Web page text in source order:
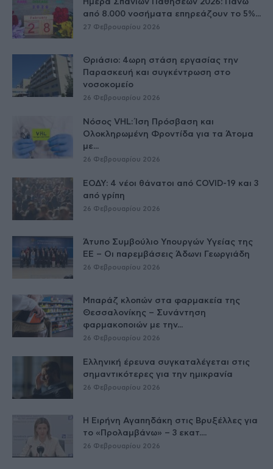
από 8.000 νοσήματα επηρεάζουν το 5%...
27 Φεβρουαρίου 2026
Θριάσιο: 4ωρη στάση εργασίας την
Παρασκευή και συγκέντρωση στο
νοσοκομείο
26 Φεβρουαρίου 2026
Νόσος VHL: Ίση Πρόσβαση και
Ολοκληρωμένη Φροντίδα για τα Άτομα
με...
26 Φεβρουαρίου 2026
ΕΟΔΥ: 4 νέοι θάνατοι από COVID-19 και 3
από γρίπη
26 Φεβρουαρίου 2026
Άτυπο Συμβούλιο Υπουργών Υγείας της
ΕE – Οι παρεμβάσεις Άδωνι Γεωργιάδη
26 Φεβρουαρίου 2026
Μπαράζ κλοπών στα φαρμακεία της
Θεσσαλονίκης – Συνάντηση
φαρμακοποιών με την...
26 Φεβρουαρίου 2026
Ελληνική έρευνα συγκαταλέγεται στις
σημαντικότερες για την ημικρανία
26 Φεβρουαρίου 2026
Η Ειρήνη Αγαπηδάκη στις Βρυξέλλες για
το «Προλαμβάνω» – 3 εκατ....
26 Φεβρουαρίου 2026